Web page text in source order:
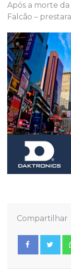
Após a morte
Falcão –
Compartilhar